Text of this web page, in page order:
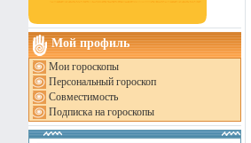
Мой профиль
Мои гороскопы
Персональный гороскоп
Совместимость
Подписка на гороскопы